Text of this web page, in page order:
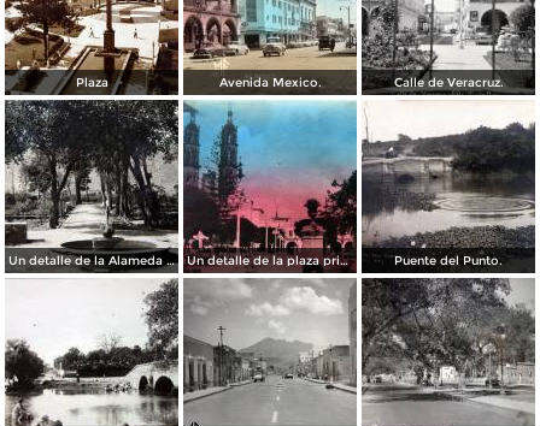
Plaza Avenida Mexico. Calle de Veracruz.
Un detalle de la Alameda ( Circulada el 28 de Junio de 1940 ). Un detalle de la plaza principal ( Circulada el 5 de Junio de 1945 ). Puente del Punto.